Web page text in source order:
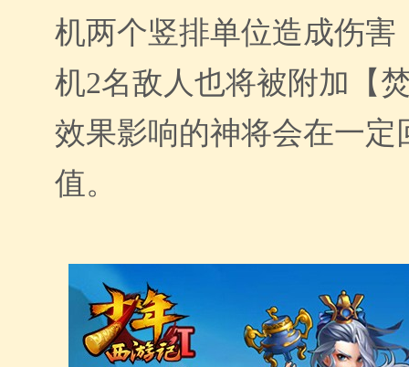
机两个竖排单位造成伤害
机2名敌人也将被附加【
效果影响的神将会在一定
值。